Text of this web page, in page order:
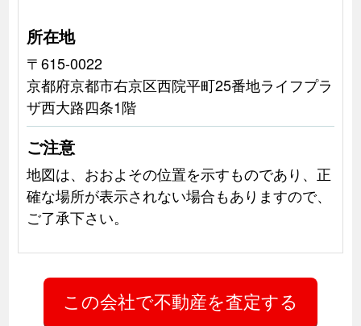
所在地
〒615-0022
京都府京都市右京区西院平町25番地ライフプラ
ザ西大路四条1階
ご注意
地図は、おおよその位置を示すものであり、正
確な場所が表示されない場合もありますので、
ご了承下さい。